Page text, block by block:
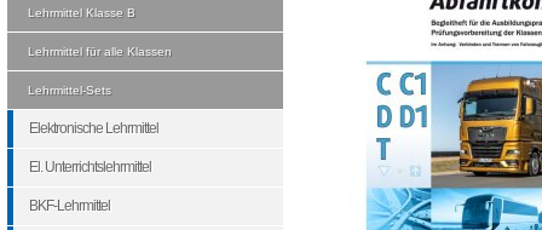
Lehrmittel Klasse B
Lehrmittel für alle Klassen
Lehrmittel-Sets
Elektronische Lehrmittel
El. Unterrichtslehrmittel
BKF-Lehrmittel